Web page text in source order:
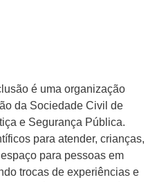
é uma organização
da Sociedade Civil de
e Segurança Pública.
para atender, crianças,
para pessoas em
trocas de experiências e